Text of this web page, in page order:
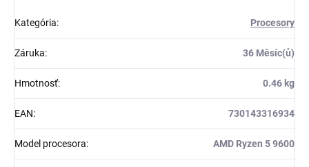
Kategória: Procesory
Záruka: 36 Měsíc(ů)
Hmotnosť: 0.46 kg
EAN: 730143316934
Model procesora: AMD Ryzen 5 9600